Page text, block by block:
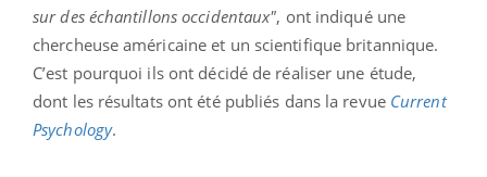
sur des échantillons occidentaux", ont indiqué une
chercheuse américaine et un scientifique britannique.
C’est pourquoi ils ont décidé de réaliser une étude,
dont les résultats ont été publiés dans la revue Current
Psychology.